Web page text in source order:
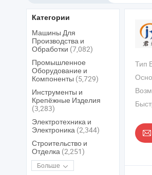
Тип
Категории
Машины Для
Производства и
Обработки (7,082)
Промышленное
Оборудование и
Компоненты (5,729)
Инструменты и
Крепёжные Изделия
(3,283)
Электротехника и
Электроника (2,344)
Строительство и
Отделка (2,251)
Больше